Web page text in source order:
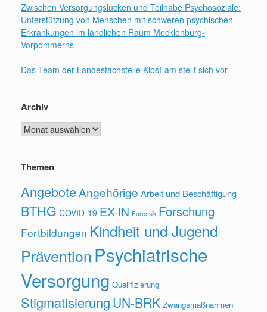
Zwischen Versorgungslücken und Teilhabe Psychosoziale:
Unterstützung von Menschen mit schweren psychischen
Erkrankungen im ländlichen Raum Mecklenburg-
Vorpommerns
Das Team der Landesfachstelle KipsFam stellt sich vor
Archiv
Archiv
Themen
AngeboteAngehörige Arbeit und Beschäftigung
BTHG COVID-19 EX-IN Forensik Forschung
Fortbildungen Kindheit und Jugend
PräventionPsychiatrische
Versorgung Qualifizierung
Stigmatisierung UN-BRK Zwangsmaßnahmen